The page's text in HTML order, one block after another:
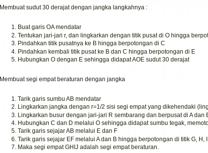
Membuat sudut 30 derajat dengan jangka langkahnya :
Buat garis OA mendatar
Tentukan jari-jari r, dan lingkarkan dengan titik pusat di O hingga
Pindahkan titik pusatnya ke B hingga berpotongan di C
Pindahkan kembali titik pusat ke B dan C hingga berpotongan di E
Hubungkan O dengan E sehingga didapat AOE sudut 30 derajat
Membuat segi empat beraturan dengan jangka
Tarik garis sumbu AB mendatar
Lingkarkan jangka dengan r=1/2 sisi segi empat yang dikehendaki
Lingkarkan busur dengan jari-jari R sembarang dan berpusat di A dan
Hubungkan C dan D melalui O sehingga didapat sumbu tegak,
Tarik garis sejajar AB melalui E dan F
Tarik garis sejajar EF melalui A dan B hingga berpotongan di titik G, H,
Maka segi empat GHIJ adalah segi empat beraturan.